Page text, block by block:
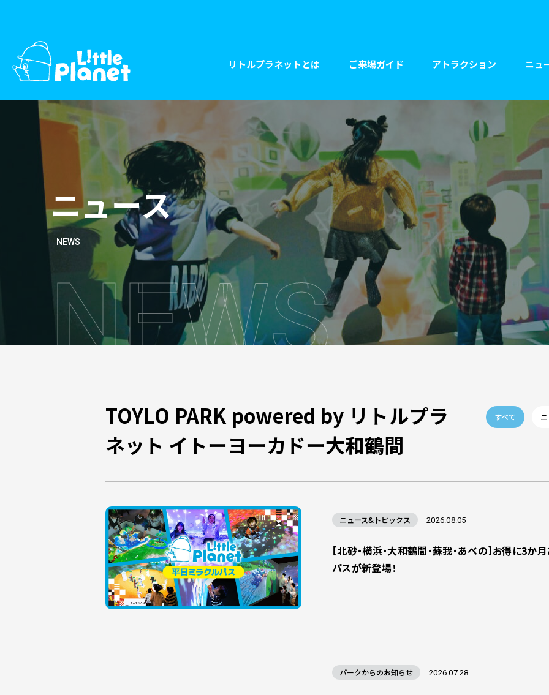
リトルプラネットとは ご来場ガイド アトラクション ニュ
ニュース
NEWS
NEWS
すべて
TOYLO PARK powered by リトルプラ
ネット イトーヨーカドー大和鶴間
ニュース&トピックス 2026.08.05
【北砂・横浜・大和鶴間・蘇我・あべの】お得に3
パスが新登場！
パークからのお知らせ 2026.07.28